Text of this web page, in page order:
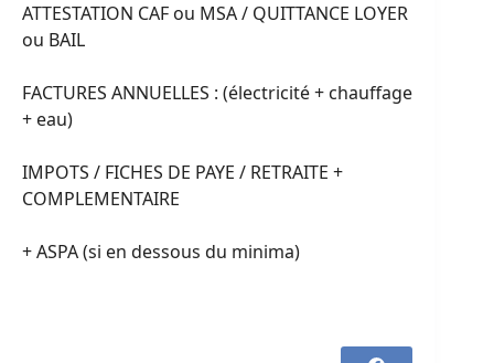
ATTESTATION CAF ou MSA / QUITTANCE LOYER
ou BAIL
FACTURES ANNUELLES : (électricité + chauffage
+ eau)
IMPOTS / FICHES DE PAYE / RETRAITE +
COMPLEMENTAIRE
+ ASPA (si en dessous du minima)